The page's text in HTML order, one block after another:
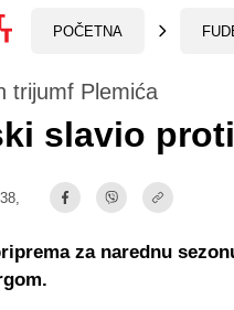
POČETNA
trijumf Plemića
slavio
za narednu